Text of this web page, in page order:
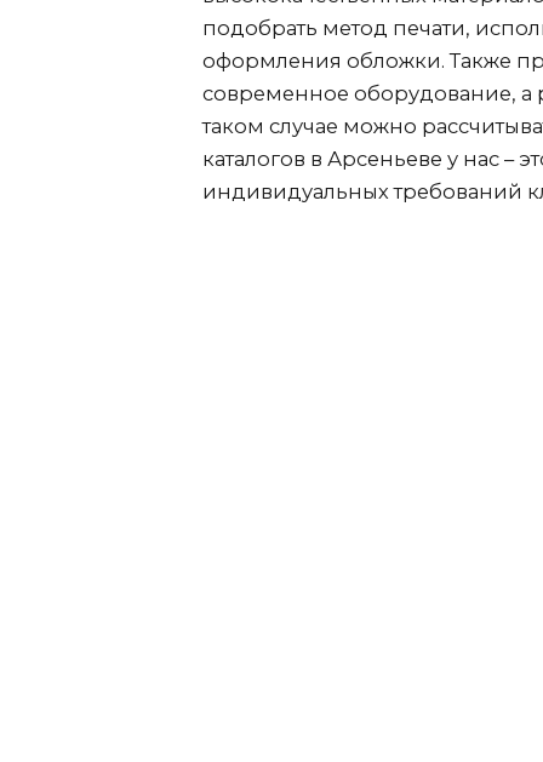
подобрать метод печати,
оформления обложки. Также
современное оборудование,
таком случае можно
каталогов в Арсеньеве у нас –
индивидуальных требований